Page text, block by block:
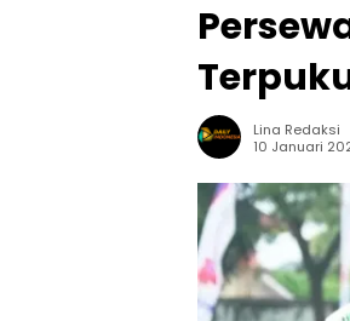
Lina Redaksi
10 Januari